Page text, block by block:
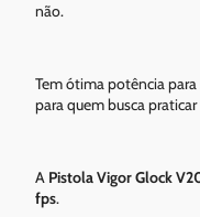
não.
Tem ótima potência
para quem busca
A Pistola Vigor Glock
fps.